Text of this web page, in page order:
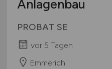
Anlagenbau
PROBAT SE
vor 5 Tagen
Emmerich